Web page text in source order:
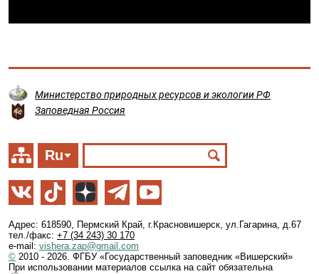
Министерство природных ресурсов и экологии РФ
Заповедная Россия
Ru
Адрес: 618590, Пермский Край, г.Красновишерск, ул.Гагарина, д.67
тел./факс: +7 (34 243) 30 170
e-mail: vishera.zap@gmail.com
© 2010 - 2026. ФГБУ «Государственный заповедник «Вишерский»
При использовании материалов ссылка на сайт обязательна